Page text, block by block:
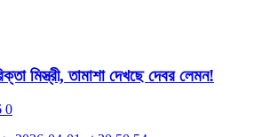
মিস্ত্রী, তামাশা দেখছে দেবর লেমন!
0